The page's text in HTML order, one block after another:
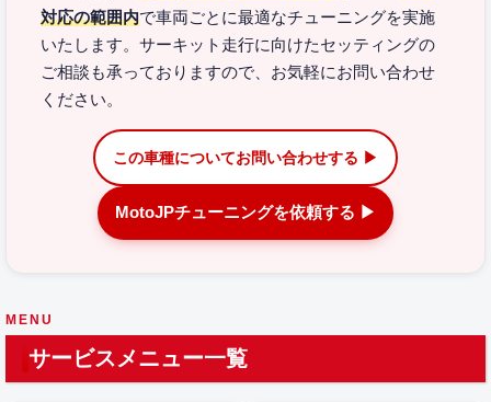
対応の範囲内で車両ごとに最適なチューニングを実施
いたします。サーキット走行に向けたセッティングの
ご相談も承っておりますので、お気軽にお問い合わせ
ください。
この車種についてお問い合わせする ▶
MotoJPチューニングを依頼する ▶
MENU
サービスメニュー一覧